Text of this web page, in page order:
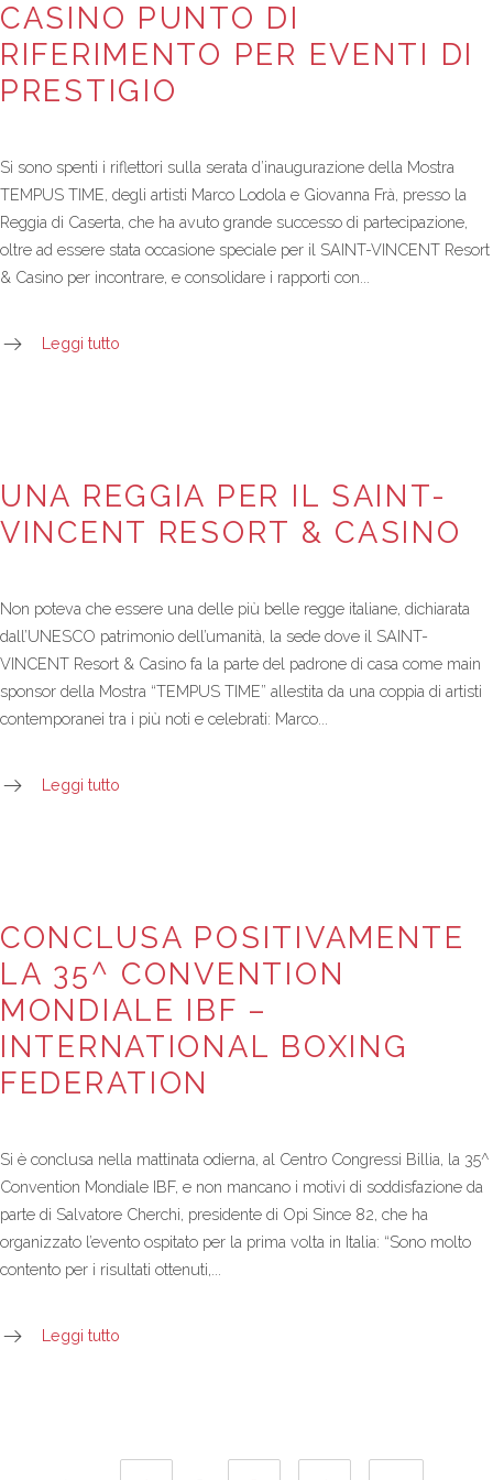
CASINO PUNTO DI
RIFERIMENTO PER EVENTI DI
PRESTIGIO
Si sono spenti i riflettori sulla serata d’inaugurazione della Mostra
TEMPUS TIME, degli artisti Marco Lodola e Giovanna Frà, presso la
Reggia di Caserta, che ha avuto grande successo di partecipazione,
oltre ad essere stata occasione speciale per il SAINT-VINCENT Resort
& Casino per incontrare, e consolidare i rapporti con...
Leggi tutto
UNA REGGIA PER IL SAINT-
VINCENT RESORT & CASINO
Non poteva che essere una delle più belle regge italiane, dichiarata
dall’UNESCO patrimonio dell’umanità, la sede dove il SAINT-
VINCENT Resort & Casino fa la parte del padrone di casa come main
sponsor della Mostra “TEMPUS TIME” allestita da una coppia di artisti
contemporanei tra i più noti e celebrati: Marco...
Leggi tutto
CONCLUSA POSITIVAMENTE
LA 35^ CONVENTION
MONDIALE IBF –
INTERNATIONAL BOXING
FEDERATION
Si è conclusa nella mattinata odierna, al Centro Congressi Billia, la 35^
Convention Mondiale IBF, e non mancano i motivi di soddisfazione da
parte di Salvatore Cherchi, presidente di Opi Since 82, che ha
organizzato l’evento ospitato per la prima volta in Italia: “Sono molto
contento per i risultati ottenuti,...
Leggi tutto